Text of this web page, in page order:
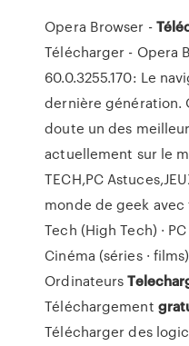
Opera Browser -
Télécharger - Opera
60.0.3255.170: Le
dernière génération.
doute un des
actuellement sur le
TECH,PC
monde de geek
Tech (High Tech) ·
Cinéma (séries ·
Ordinateurs
Téléchargement
Télécharger des